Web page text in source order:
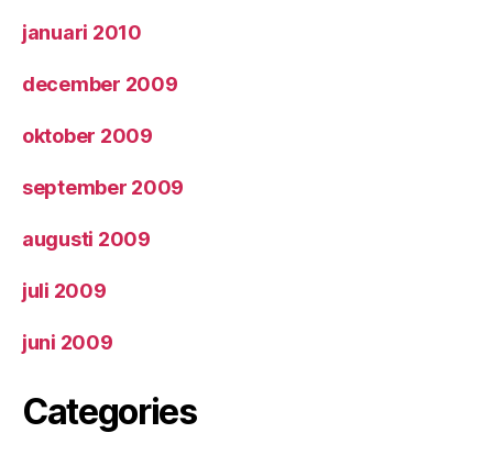
januari 2010
december 2009
oktober 2009
september 2009
augusti 2009
juli 2009
juni 2009
Categories